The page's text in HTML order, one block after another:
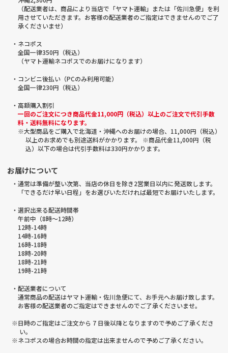
（配送業者は、商品により当店で「ヤマト運輸」または「佐川急便」を利
用させていただきます。お客様の配送業者のご指定はできませんのでご了
承くださいませ）
・ネコポス
全国一律350円（税込）
（ヤマト運輸ネコポスでのお届けになります）
・コンビニ後払い（PCのみ利用可能）
全国一律230円（税込）
・高額購入割引
一回のご注文につき商品代金11,000円（税込）以上のご注文で代引手数
料・送料無料になります。
※大型商品をご購入で北海道・沖縄へのお届けの場合、11,000円（税込）
以上のお求めでも別途送料がかかります。 ※商品代金11,000円（税
込）以下の場合は代引手数料は330円かかります。
お届けについて
・通常は準備が整い次第、当店の休日を除き2営業日以内に発送致します。
「できるだけ早い日程」をお選びいただければ最短でお届けいたします。
・選択出来る配送時間帯
午前中（8時～12時）
12時-14時
14時-16時
16時-18時
18時-20時
18時-21時
19時-21時
・配送業者について
通常商品の配送はヤマト運輸・佐川急便にて、お手元へお届け致します。
お客様の配送業者のご指定はできませんのでご了承くださいませ。
※日時のご指定はご注文から 7 日後以降となりますので予めご了承くださ
い。
※ネコポスの場合お時間の指定は出来ませんので予めご了承ください。